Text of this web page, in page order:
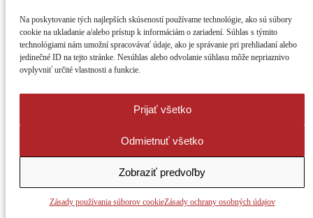
Na poskytovanie tých najlepších skúseností používame technológie, ako sú súbory
cookie na ukladanie a/alebo prístup k informáciám o zariadení. Súhlas s týmito
technológiami nám umožní spracovávať údaje, ako je správanie pri prehliadaní alebo
jedinečné ID na tejto stránke. Nesúhlas alebo odvolanie súhlasu môže nepriaznivo
ovplyvniť určité vlastnosti a funkcie.
Prijať všetko
Odmietnuť všetko
Zobraziť predvoľby
Zásady používania súborov cookieZásady ochrany osobných údajov
Táto kniha by mala byť príručkou pre každé dospievajúce dievča.
Zachytáva morálne hodnoty ...